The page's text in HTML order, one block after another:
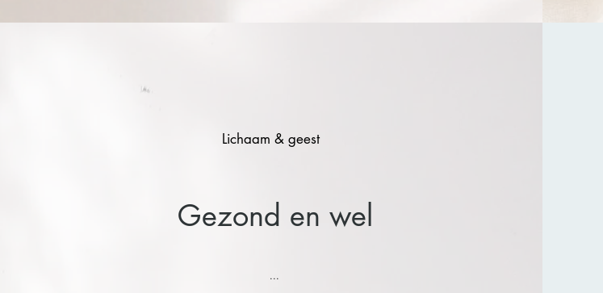
Lichaam & geest
...
Gezond en wel